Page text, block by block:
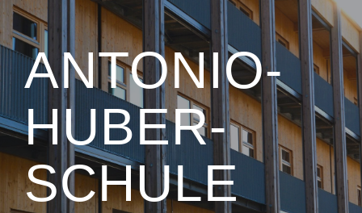
ANTONIO-
HUBER-
SCHULE